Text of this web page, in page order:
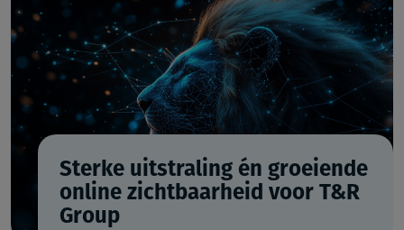
Sterke uitstraling én groeiende
online zichtbaarheid voor T&R
Group